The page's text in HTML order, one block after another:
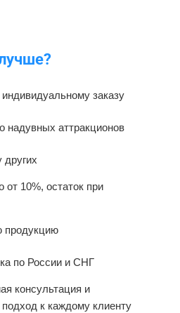
заказу
надувных аттракционов
от 10%, остаток при
продукцию
по России и СНГ
консультация и
к каждому клиенту